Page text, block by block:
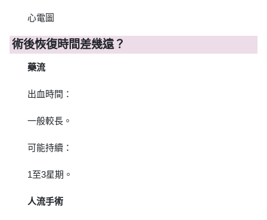
心電圖
術後恢復時間差幾遠？
藥流
出血時間：
一般較長。
可能持續：
1至3星期。
人流手術